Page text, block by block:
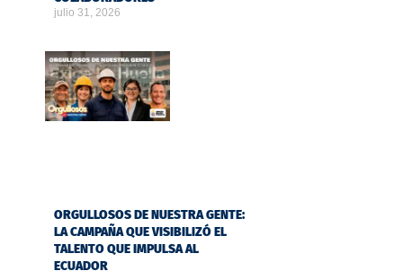
julio 31, 2026
ORGULLOSOS DE NUESTRA GENTE:
LA CAMPAÑA QUE VISIBILIZÓ EL
TALENTO QUE IMPULSA AL
ECUADOR